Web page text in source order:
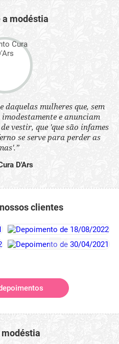
a modéstia
mulheres que, sem
e anunciam
vestir, que 'que são infames
se serve para perder as
D'Ars
clientes
modéstia